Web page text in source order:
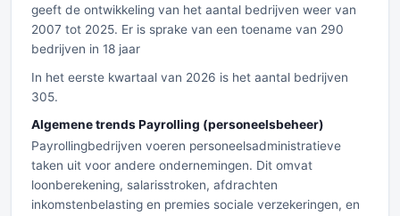
geeft de ontwikkeling van het aantal bedrijven weer van
2007 tot 2025. Er is sprake van een toename van 290
bedrijven in 18 jaar
In het eerste kwartaal van 2026 is het aantal bedrijven
305.
Algemene trends Payrolling (personeelsbeheer)
Payrollingbedrijven voeren personeelsadministratieve
taken uit voor andere ondernemingen. Dit omvat
loonberekening, salarisstroken, afdrachten
inkomstenbelasting en premies sociale verzekeringen, en